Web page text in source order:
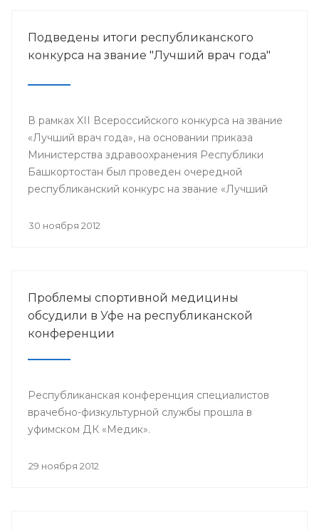
Подведены итоги республиканского
конкурса на звание "Лучший врач года"
В рамках XII Всероссийского конкурса на звание
«Лучший врач года», на основании приказа
Министерства здравоохранения Республики
Башкортостан был проведен очередной
республиканский конкурс на звание «Лучший
претендента по 23 номинациям из 40
30 ноября 2012
Проблемы спортивной медицины
обсудили в Уфе на республиканской
конференции
Республиканская конференция специалистов
врачебно-физкультурной службы прошла в
уфимском ДК «Медик».
29 ноября 2012